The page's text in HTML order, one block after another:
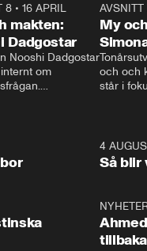
8• 16 APRIL
makten:
Dadgostar
Nooshi Dadgostar
om
upp i val. Ska vi
så sitter vi förstås
AVSNITT
My
och och
står i
4
Så blir